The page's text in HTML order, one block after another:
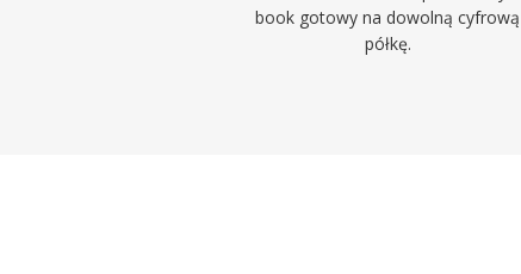
book gotowy na dowolną cyfrową
półkę.